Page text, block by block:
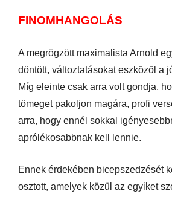
FINOMHANGOLÁS
A megrögzött maximalista Arnold
döntött, változtatásokat eszközöl a
Míg eleinte csak arra volt gondja,
tömeget pakoljon magára, profi
arra, hogy ennél sokkal
aprólékosabbnak kell lennie.
Ennek érdekében bicepszedzését
osztott, amelyek közül az egyiket